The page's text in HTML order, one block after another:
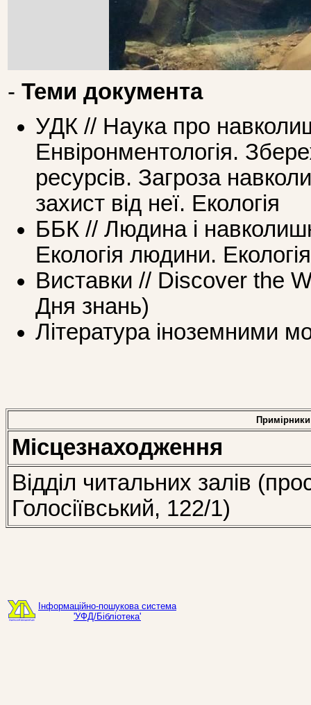
- Теми документа
УДК // Наука про
Енвіронментологія.
ресурсів. Загроза
захист від неї. Екологія
ББК // Людина і
Екологія людини.
Виставки // Discover the
Дня знань)
Література іноземними
Примірники
Місцезнаходження
Відділ читальних залів
Голосіївський, 122/1)
Інформаційно-пошукова система
'УФД/Бібліотека'